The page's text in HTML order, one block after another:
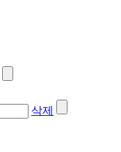
삭제